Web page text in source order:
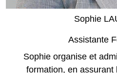
Sophie
Assistante
Sophie organise et
formation, en